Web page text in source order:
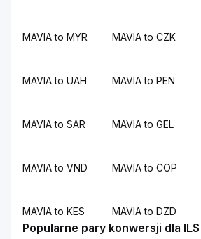
MAVIA to MYR MAVIA to CZK
MAVIA to UAH MAVIA to PEN
MAVIA to SAR MAVIA to GEL
MAVIA to VND MAVIA to COP
MAVIA to KES MAVIA to DZD
Popularne pary konwersji dla ILS